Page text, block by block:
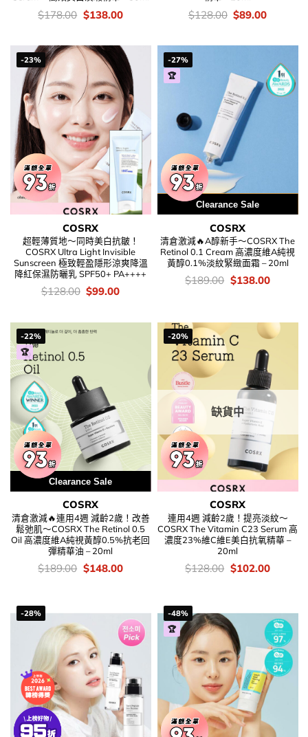
價
錢：
$178.00 Original
price
$178.00.
$138.00Current
$138.00.
價
錢：
$128.00 Original
price
$128.00.
$89.00Current
$89.00.
-23%
COSRX
超輕薄質地～同時美白抗皺！
COSRX Ultra Light Invisible
Sunscreen 極致輕盈隱形涼爽降溫
降紅保濕防曬乳 SPF50+ PA++++
價
$128.00 Original
$128.00.
$99.00Current
$99.00.
-27%
🏆
用優惠劵 再減5%
Clearance Sale
COSRX
清倉激減🔥A醇新手～COSRX The
Retinol 0.1 Cream 高濃度維A純視
黃醇0.1%淡紋緊緻面霜 – 20ml
價
$189.00 Original
$138.00Current
-22%
🏆
Clearance Sale
COSRX
清倉激減🔥連用4週 減齡2歲！改善
鬆弛肌～COSRX The Retinol 0.5
Oil 高濃度維A純視黃醇0.5%抗老回
彈精華油 – 20ml
價
錢：
$189.00 Original
price
$148.00Current
-20%
缺貨中
COSRX
連用4週 減齡2歲！提亮淡紋～
COSRX The Vitamin C23 Serum 高
濃度23%維C維E美白抗氧精華 –
20ml
價
錢：
$128.00 Original
price
$102.00Current
-28%
-48%
🏆